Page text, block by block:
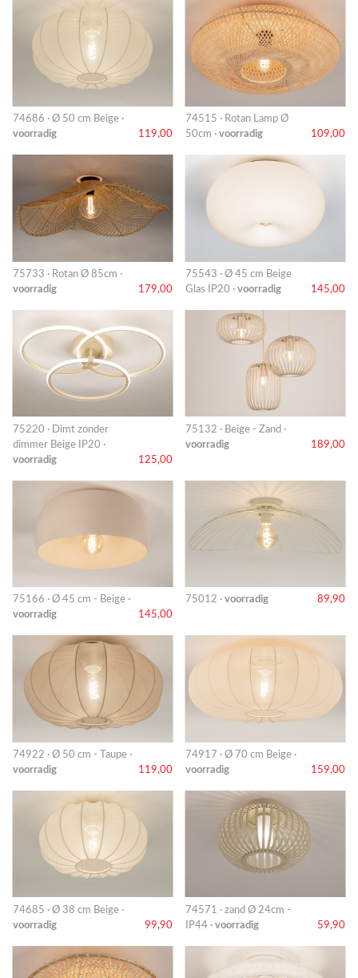
74686 · Ø 50 cm Beige ·
voorradig
119,00
74515 · Rotan Lamp Ø
50cm · voorradig 109,00
75733 · Rotan Ø 85cm ·
voorradig
179,00
75543 · Ø 45 cm Beige
Glas IP20 · voorradig 145,00
75220 · Dimt zonder
dimmer Beige IP20 ·
voorradig
125,00
75132 · Beige - Zand ·
voorradig
189,00
75166 · Ø 45 cm - Beige ·
voorradig
145,00
75012 · voorradig 89,90
74922 · Ø 50 cm - Taupe ·
voorradig
119,00
74917 · Ø 70 cm Beige ·
voorradig
159,00
74685 · Ø 38 cm Beige ·
voorradig
99,90
74571 · zand Ø 24cm -
IP44 · voorradig 59,90